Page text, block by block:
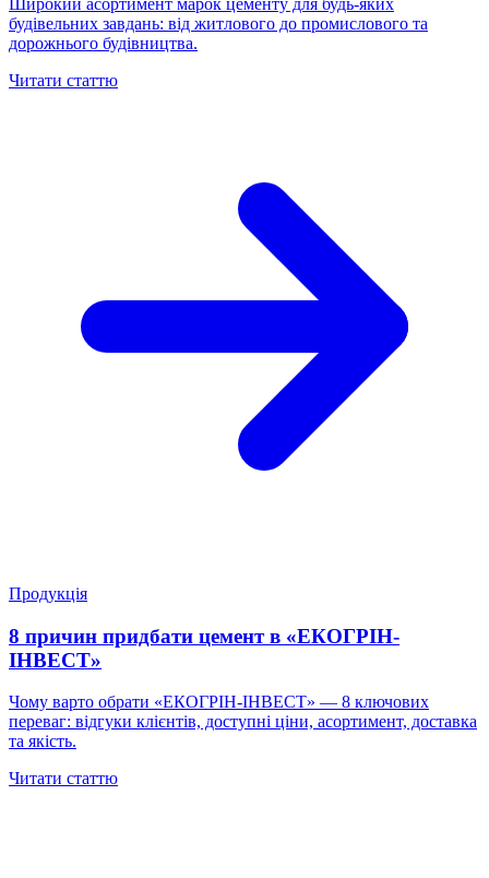
Широкий асортимент марок цементу для будь-яких
будівельних завдань: від житлового до промислового та
дорожнього будівництва.
Читати статтю
Продукція
8 причин придбати цемент в «ЕКОГРІН-
ІНВЕСТ»
Чому варто обрати «ЕКОГРІН-ІНВЕСТ» — 8 ключових
переваг: відгуки клієнтів, доступні ціни, асортимент, доставка
та якість.
Читати статтю